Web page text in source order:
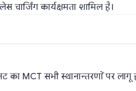
कार्यक्षमता शामिल है।
MCT सभी स्थानान्तरणों पर लागू